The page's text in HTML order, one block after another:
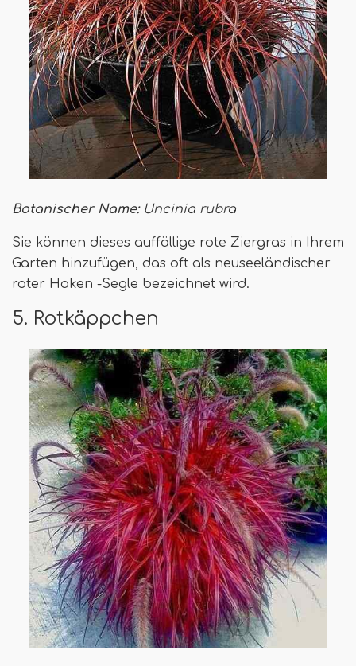
Botanischer Name: Uncinia rubra
Sie können dieses auffällige rote Ziergras in Ihrem
Garten hinzufügen, das oft als neuseeländischer
roter Haken -Segle bezeichnet wird.
5. Rotkäppchen